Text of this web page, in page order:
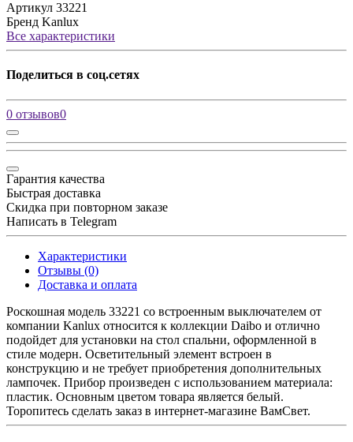
Артикул 33221
Бренд Kanlux
Все характеристики
Поделиться в соц.сетях
0 отзывов0
Гарантия качества
Быстрая доставка
Скидка при повторном заказе
Написать в Telegram
Характеристики
Отзывы (0)
Доставка и оплата
Роскошная модель 33221 со встроенным выключателем от
компании Kanlux относится к коллекции Daibo и отлично
подойдет для установки на стол спальни, оформленной в
стиле модерн. Осветительный элемент встроен в
конструкцию и не требует приобретения дополнительных
лампочек. Прибор произведен с использованием материала:
пластик. Основным цветом товара является белый.
Торопитесь сделать заказ в интернет-магазине ВамСвет.